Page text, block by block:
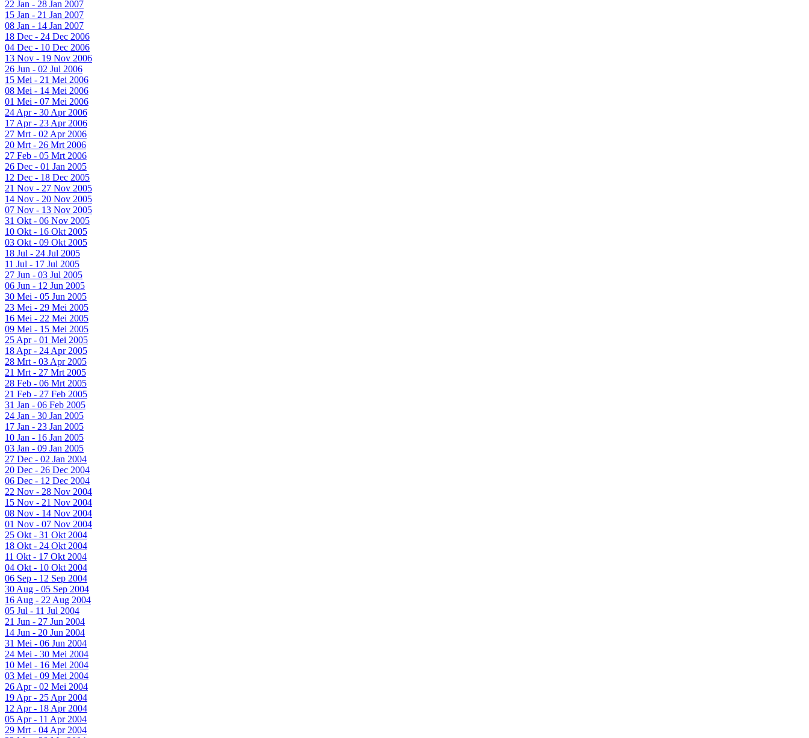
22 Jan - 28 Jan 2007
15 Jan - 21 Jan 2007
08 Jan - 14 Jan 2007
18 Dec - 24 Dec 2006
04 Dec - 10 Dec 2006
13 Nov - 19 Nov 2006
26 Jun - 02 Jul 2006
15 Mei - 21 Mei 2006
08 Mei - 14 Mei 2006
01 Mei - 07 Mei 2006
24 Apr - 30 Apr 2006
17 Apr - 23 Apr 2006
27 Mrt - 02 Apr 2006
20 Mrt - 26 Mrt 2006
27 Feb - 05 Mrt 2006
26 Dec - 01 Jan 2005
12 Dec - 18 Dec 2005
21 Nov - 27 Nov 2005
14 Nov - 20 Nov 2005
07 Nov - 13 Nov 2005
31 Okt - 06 Nov 2005
10 Okt - 16 Okt 2005
03 Okt - 09 Okt 2005
18 Jul - 24 Jul 2005
11 Jul - 17 Jul 2005
27 Jun - 03 Jul 2005
06 Jun - 12 Jun 2005
30 Mei - 05 Jun 2005
23 Mei - 29 Mei 2005
16 Mei - 22 Mei 2005
09 Mei - 15 Mei 2005
25 Apr - 01 Mei 2005
18 Apr - 24 Apr 2005
28 Mrt - 03 Apr 2005
21 Mrt - 27 Mrt 2005
28 Feb - 06 Mrt 2005
21 Feb - 27 Feb 2005
31 Jan - 06 Feb 2005
24 Jan - 30 Jan 2005
17 Jan - 23 Jan 2005
10 Jan - 16 Jan 2005
03 Jan - 09 Jan 2005
27 Dec - 02 Jan 2004
20 Dec - 26 Dec 2004
06 Dec - 12 Dec 2004
22 Nov - 28 Nov 2004
15 Nov - 21 Nov 2004
08 Nov - 14 Nov 2004
01 Nov - 07 Nov 2004
25 Okt - 31 Okt 2004
18 Okt - 24 Okt 2004
11 Okt - 17 Okt 2004
04 Okt - 10 Okt 2004
06 Sep - 12 Sep 2004
30 Aug - 05 Sep 2004
16 Aug - 22 Aug 2004
05 Jul - 11 Jul 2004
21 Jun - 27 Jun 2004
14 Jun - 20 Jun 2004
31 Mei - 06 Jun 2004
24 Mei - 30 Mei 2004
10 Mei - 16 Mei 2004
03 Mei - 09 Mei 2004
26 Apr - 02 Mei 2004
19 Apr - 25 Apr 2004
12 Apr - 18 Apr 2004
05 Apr - 11 Apr 2004
29 Mrt - 04 Apr 2004